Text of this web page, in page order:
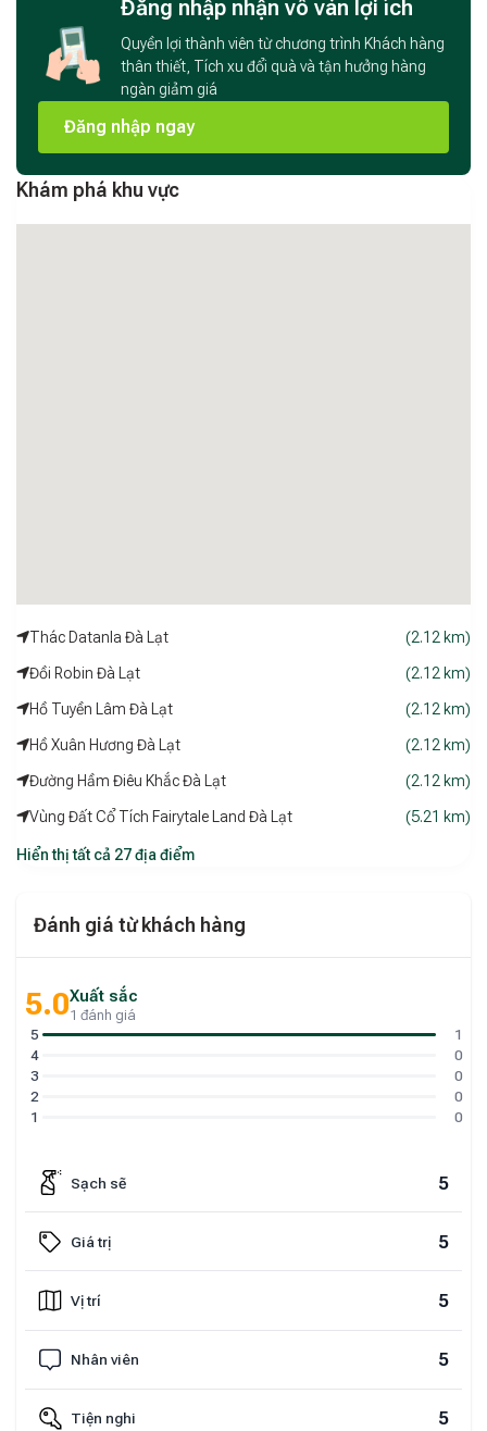
thoáng đãng, Mega Sky Hotel là điểm dừng chân lý tưởng
cho du khách khi đến với thành phố ngàn hoa – nơi bạn có thể
tận hưởng kỳ nghỉ một cách trọn vẹn và thoải mái nhất.
Đăng nhập nhận vô vàn lợi ích
Quyền lợi thành viên từ chương trình Khách hàng
thân thiết, Tích xu đổi quà và tận hưởng hàng
ngàn giảm giá
Đăng nhập ngay
Khám phá khu vực
Thác Datanla Đà Lạt (2.12 km)
Đồi Robin Đà Lạt (2.12 km)
Hồ Tuyền Lâm Đà Lạt (2.12 km)
Hồ Xuân Hương Đà Lạt (2.12 km)
Đường Hầm Điêu Khắc Đà Lạt (2.12 km)
Vùng Đất Cổ Tích Fairytale Land Đà Lạt (5.21 km)
Hiển thị tất cả 27 địa điểm
Đánh giá từ khách hàng
5.0Xuất sắc
1 đánh giá
5
1
4
0
3
0
2
0
1
0
Sạch sẽ 5
Giá trị 5
Vị trí 5
Nhân viên 5
Tiện nghi 5